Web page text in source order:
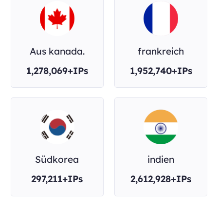
Aus kanada.
1,278,069+IPs
frankreich
1,952,740+IPs
Südkorea
297,211+IPs
indien
2,612,928+IPs